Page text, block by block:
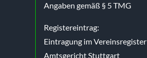
Angaben gemäß § 5 TMG
Registereintrag:
Eintragung im Vereinsregister
Amtsgericht Stuttgart